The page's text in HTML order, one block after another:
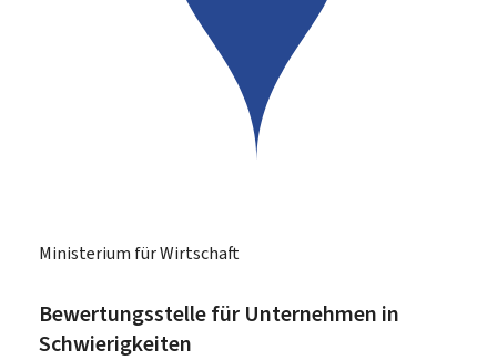
Ministerium für Wirtschaft
Bewertungsstelle für Unternehmen in
Schwierigkeiten